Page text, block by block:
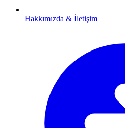
Hakkımızda & İletişim